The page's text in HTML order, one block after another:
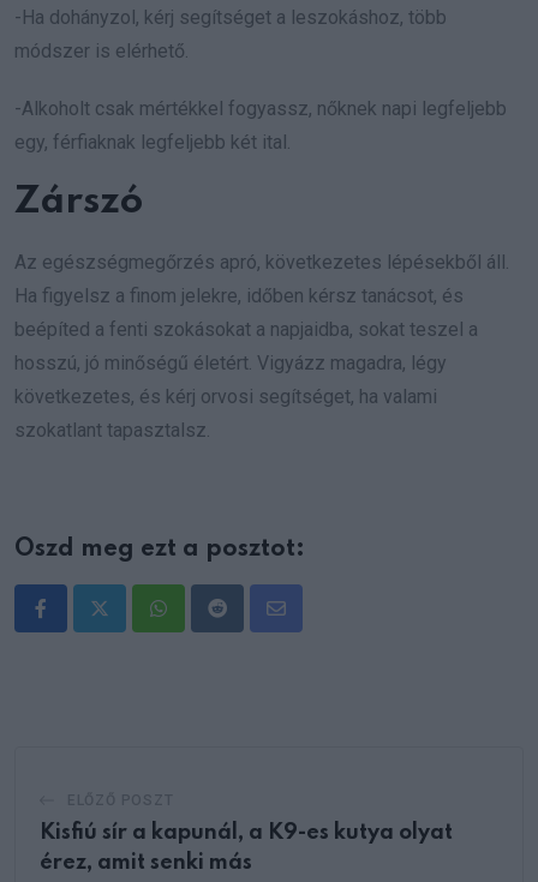
-Ha dohányzol, kérj segítséget a leszokáshoz, több
módszer is elérhető.
-Alkoholt csak mértékkel fogyassz, nőknek napi legfeljebb
egy, férfiaknak legfeljebb két ital.
Zárszó
Az egészségmegőrzés apró, következetes lépésekből áll.
Ha figyelsz a finom jelekre, időben kérsz tanácsot, és
beépíted a fenti szokásokat a napjaidba, sokat teszel a
hosszú, jó minőségű életért. Vigyázz magadra, légy
következetes, és kérj orvosi segítséget, ha valami
szokatlant tapasztalsz.
Oszd meg ezt a posztot:
WhatsappRedditShare
Kisfiú sír a kapunál, a K9-es kutya olyat
érez, amit senki más